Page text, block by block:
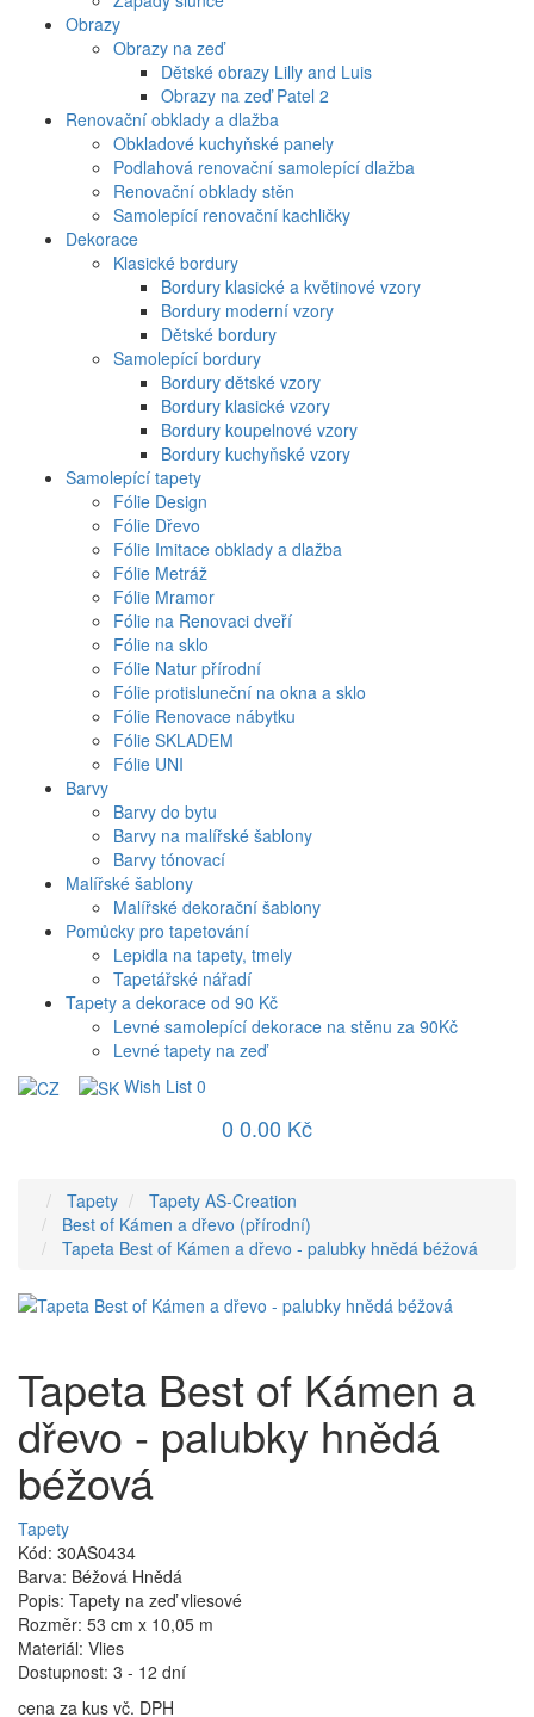
Obrazy
Obrazy na zeď
Dětské obrazy Lilly and Luis
Obrazy na zeď Patel 2
Renovační obklady a dlažba
Obkladové kuchyňské panely
Podlahová renovační samolepící dlažba
Renovační obklady stěn
Samolepící renovační kachličky
Dekorace
Klasické bordury
Bordury klasické a květinové vzory
Bordury moderní vzory
Dětské bordury
Samolepící bordury
Bordury dětské vzory
Bordury klasické vzory
Bordury koupelnové vzory
Bordury kuchyňské vzory
Samolepící tapety
Fólie Design
Fólie Dřevo
Fólie Imitace obklady a dlažba
Fólie Metráž
Fólie Mramor
Fólie na Renovaci dveří
Fólie na sklo
Fólie Natur přírodní
Fólie protisluneční na okna a sklo
Fólie Renovace nábytku
Fólie SKLADEM
Fólie UNI
Barvy
Barvy do bytu
Barvy na malířské šablony
Barvy tónovací
Malířské šablony
Malířské dekorační šablony
Pomůcky pro tapetování
Lepidla na tapety, tmely
Tapetářské nářadí
Tapety a dekorace od 90 Kč
Levné samolepící dekorace na stěnu za 90Kč
Levné tapety na zeď
Wish List 0
0 0.00 Kč
Tapety
Tapety AS-Creation
Best of Kámen a dřevo (přírodní)
Tapeta Best of Kámen a dřevo - palubky hnědá béžová
Tapeta Best of Kámen a
dřevo - palubky hnědá
béžová
Tapety
Kód: 30AS0434
Barva: Béžová Hnědá
Popis: Tapety na zeď vliesové
Rozměr: 53 cm x 10,05 m
Materiál: Vlies
Dostupnost: 3 - 12 dní
cena za kus vč. DPH